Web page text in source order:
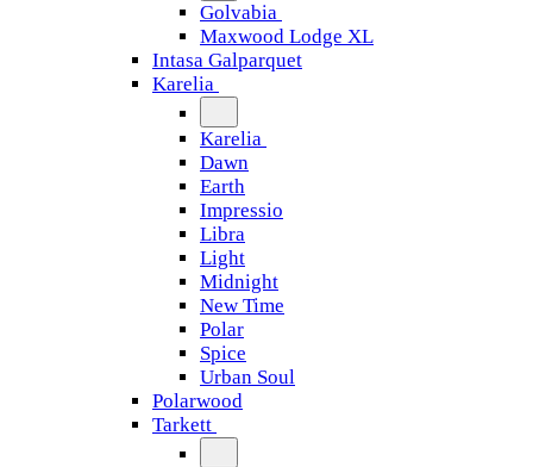
Golvabia
Maxwood Lodge XL
Intasa Galparquet
Karelia
Karelia
Dawn
Earth
Impressio
Libra
Light
Midnight
New Time
Polar
Spice
Urban Soul
Polarwood
Tarkett